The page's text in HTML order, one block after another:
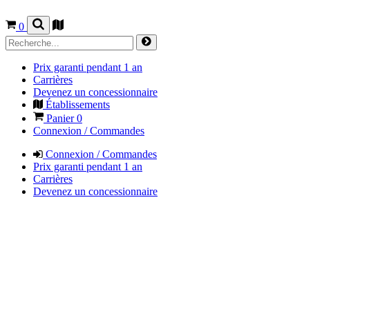
0
Prix garanti pendant 1 an
Carrières
Devenez un concessionnaire
Établissements
Panier0
Connexion / Commandes
Connexion / Commandes
Prix garanti pendant 1 an
Carrières
Devenez un concessionnaire